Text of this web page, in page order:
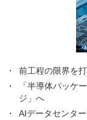
前工程の限界を
「半導体パッケ
ジ」へ
AIデータセンタ